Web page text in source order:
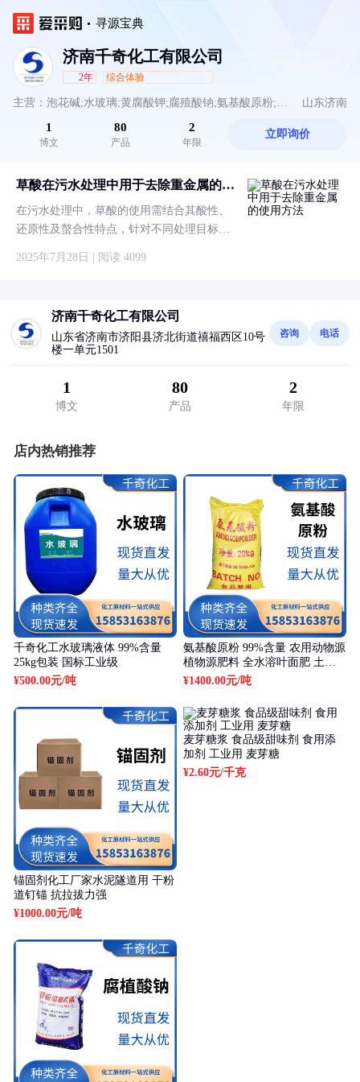
寻源宝典
济南千奇化工有限公司
2年 综合体验
山东济南
主营：泡花碱;水玻璃;黄腐酸钾;腐殖酸钠;氨基酸原粉;锚
固剂;速凝剂;麦芽糖浆;蒸馏水;消泡剂;硫酸钾;硫酸镁;石
精;鱼蛋白;葡萄糖;离子钙;防冻粉;柠檬酸;硫酸锌;碧水安
1
博文
80
产品
2
年限
立即询价
草酸在污水处理中用于去除重金属的使
在污水处理中，草酸的使用需结合其酸性、
还原性及螯合性特点，针对不同处理目标
步骤操作，确保效果且避免二次污染。草酸
2025年7月28日 | 阅读 4099
济南千奇化工有限公司
山东省济南市济阳县济北街道禧福西区10号
楼一单元1501
咨询 电话
1
博文
80
产品
2
年限
店内热销推荐
千奇化工水玻璃液体 99%含量
25kg包装 国标工业级
¥500.00元/吨
氨基酸原粉 99%含量 农用动物源
植物源肥料 全水溶叶面肥 土壤
改良剂
¥1400.00元/吨
锚固剂化工厂家水泥隧道用 干粉
道钉锚 抗拉拔力强
¥1000.00元/吨
麦芽糖浆 食品级甜味剂 食用添
加剂 工业用 麦芽糖
¥2.60元/千克